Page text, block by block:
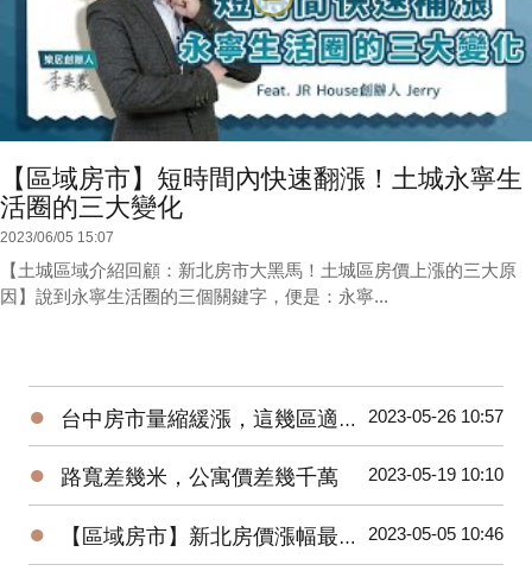
【區域房市】短時間內快速翻漲！土城永寧生
活圈的三大變化
2023/06/05 15:07
【土城區域介紹回顧：新北房市大黑馬！土城區房價上漲的三大原
因】說到永寧生活圈的三個關鍵字，便是：永寧...
● 台中房市量縮緩漲，這幾區適合進場！台中海線 | 水湳 | 烏日 | 北屯 | 台中市政府 2023-05-26 10:57
● 路寬差幾米，公寓價差幾千萬 2023-05-19 10:10
● 【區域房市】新北房價漲幅最高–土城暫緩重劃區 2023-05-05 10:46